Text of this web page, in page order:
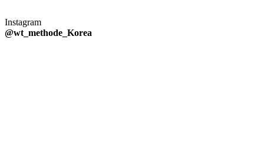
Instagram
@wt_methode_Korea